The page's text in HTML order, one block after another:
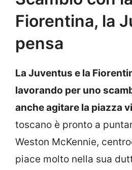
Fiorentina, la
pensa
La Juventus e la
lavorando per uno
anche agitare la piazza
toscano è pronto a
Weston McKennie,
piace molto nella sua